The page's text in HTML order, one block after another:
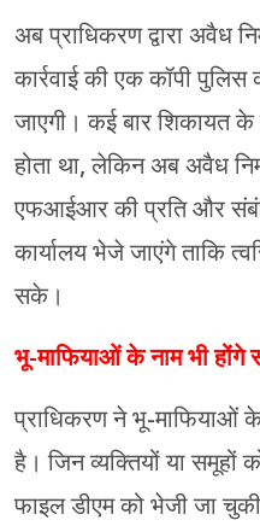
अब प्राधिकरण द्वारा अवैध
कार्रवाई की एक कॉपी
जाएगी। कई बार शिकायत के
होता था, लेकिन अब अवैध
एफआईआर की प्रति और
कार्यालय भेजे जाएंगे ताकि
सके।
भू-माफियाओं के नाम भी होंगे
प्राधिकरण ने भू-माफियाओं
है। जिन व्यक्तियों या समूहों
फाइल डीएम को भेजी जा